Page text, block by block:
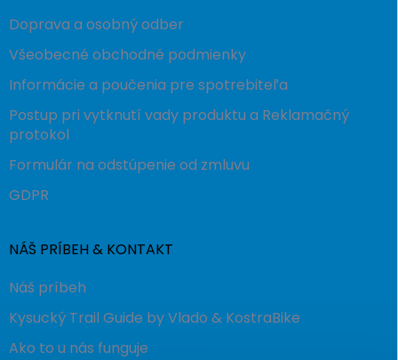
Doprava a osobný odber
Všeobecné obchodné podmienky
Informácie a poučenia pre spotrebiteľa
Postup pri vytknutí vady produktu a Reklamačný
protokol
Formulár na odstúpenie od zmluvu
GDPR
NÁŠ PRÍBEH & KONTAKT
Náš príbeh
Kysucký Trail Guide by Vlado & KostraBike
Ako to u nás funguje